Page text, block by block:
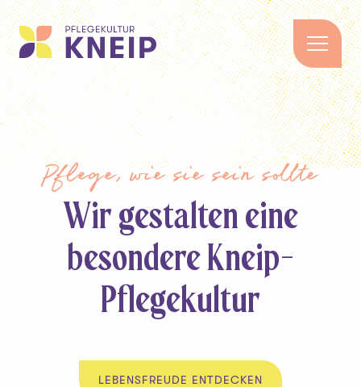
STARTSEITE
ÜBER UNS
TAGESPFLEGE
PFLEGE ZU HAUSE
SERVICE WOHNEN
JOBS
KONTAKT
Pflege, wie sie sein sollte
Wir gestalten eine
besondere Kneip-
Pflegekultur
LEBENSFREUDE ENTDECKEN